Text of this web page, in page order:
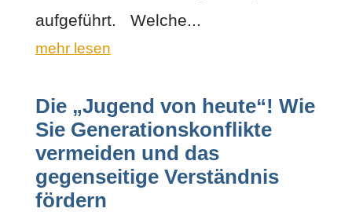
aufgeführt. Welche...
mehr lesen
Die „Jugend von heute“! Wie
Sie Generationskonflikte
vermeiden und das
gegenseitige Verständnis
fördern